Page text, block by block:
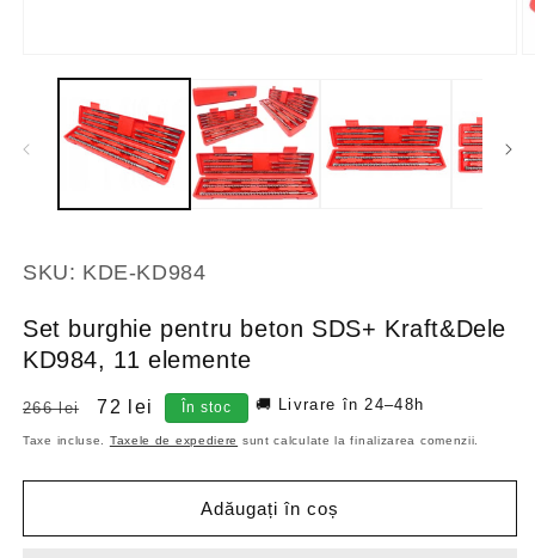
SKU: KDE-KD984
Set burghie pentru beton SDS+ Kraft&Dele
KD984, 11 elemente
Preț
obișnuit
266 lei
Preț
redus
72 lei În stoc 🚚 Livrare în 24–48h
Taxe incluse. Taxele de expediere sunt calculate la finalizarea comenzii.
Adăugați în coș